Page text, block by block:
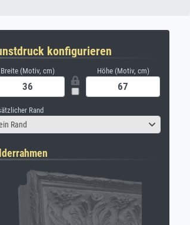
konfigurieren
Breite (Motiv, cm) Höhe (Motiv, cm)
Rand
Rand